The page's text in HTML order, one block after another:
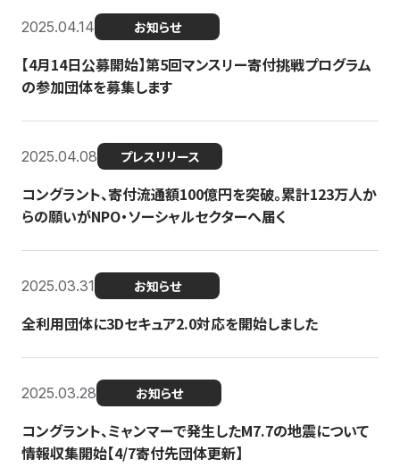
2025.04.14 お知らせ
【4月14日公募開始】第5回マンスリー寄付挑戦プログラム
の参加団体を募集します
2025.04.08 プレスリリース
コングラント、寄付流通額100億円を突破。累計123万人か
らの願いがNPO・ソーシャルセクターへ届く
2025.03.31 お知らせ
全利用団体に3Dセキュア2.0対応を開始しました
2025.03.28 お知らせ
コングラント、ミャンマーで発生したM7.7の地震について
情報収集開始【4/7寄付先団体更新】